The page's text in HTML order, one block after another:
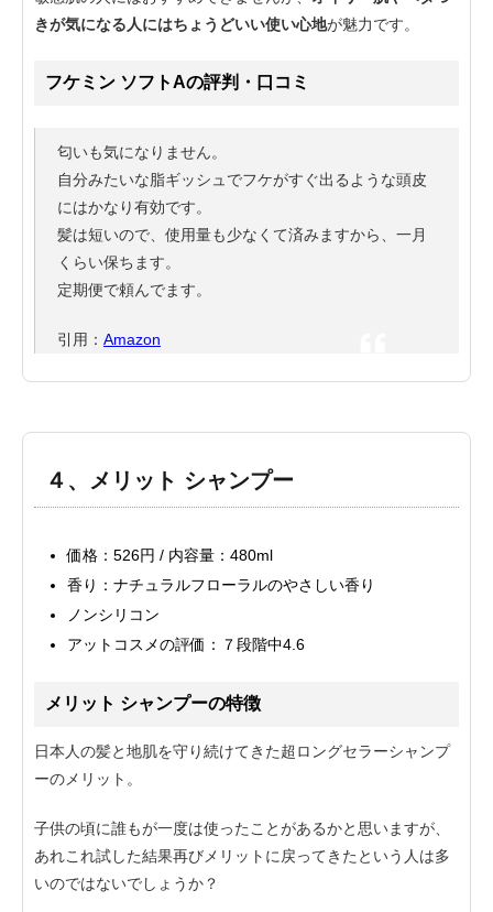
きが気になる人にはちょうどいい使い心地が魅力です。
フケミン ソフトAの評判・口コミ
匂いも気になりません。
自分みたいな脂ギッシュでフケがすぐ出るような頭皮
にはかなり有効です。
髪は短いので、使用量も少なくて済みますから、一月
くらい保ちます。
定期便で頼んでます。
引用： Amazon
４、メリット シャンプー
価格：526円 / 内容量：480ml
香り：ナチュラルフローラルのやさしい香り
ノンシリコン
アットコスメの評価：７段階中4.6
メリット シャンプーの特徴
日本人の髪と地肌を守り続けてきた超ロングセラーシャンプ
ーのメリット。
子供の頃に誰もが一度は使ったことがあるかと思いますが、
あれこれ試した結果再びメリットに戻ってきたという人は多
いのではないでしょうか？